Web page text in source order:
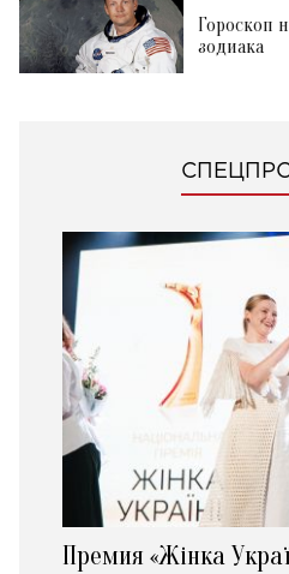
Гороскоп
зодиака
Премия «Жінка